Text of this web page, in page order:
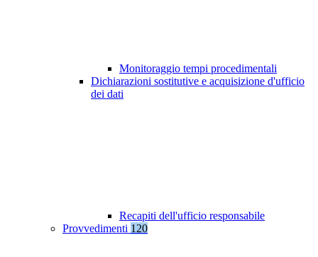
Monitoraggio tempi procedimentali
Dichiarazioni sostitutive e acquisizione d'ufficio
dei dati
Recapiti dell'ufficio responsabile
Provvedimenti 120